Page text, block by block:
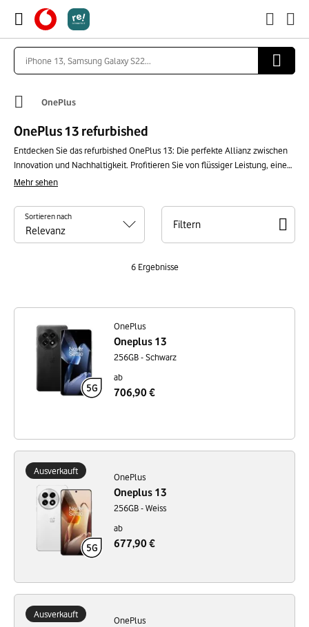
OnePlus
OnePlus 13 refurbished
Entdecken Sie das refurbished OnePlus 13: Die perfekte Allianz zwischen
Innovation und Nachhaltigkeit. Profitieren Sie von flüssiger Leistung, einem
immersiven Bildschirm und einem außergewöhnlichen Fotosystem für
wirtschaftliche Wahl ohne Kompromisse bei der Qualität.
Mehr sehen
6Ergebnisse
Sortieren nach
Filtern
OnePlus
Oneplus 13
256GB - Schwarz
ab
706,90 €
Ausverkauft
OnePlus
Oneplus 13
256GB - Weiss
ab
677,90 €
Ausverkauft
OnePlus